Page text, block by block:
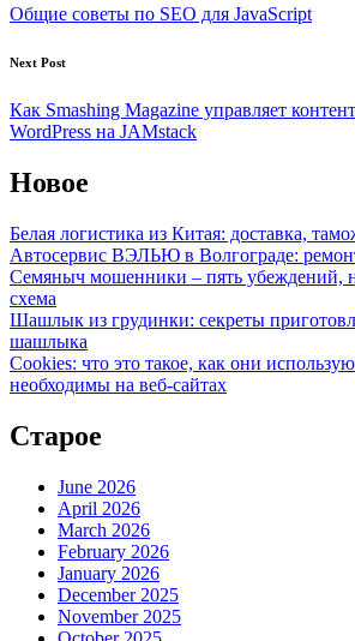
navigation
Общие советы по SEO для JavaScript
Next Post
Как Smashing Magazine управляет
WordPress на JAMstack
Новое
Белая логистика из Китая: доставка,
Автосервис ВЭЛЬЮ в Волгограде:
Семяныч мошенники – пять убеждений,
схема
Шашлык из грудинки: секреты
шашлыка
Cookies: что это такое, как они
необходимы на веб-сайтах
Старое
June 2026
April 2026
March 2026
February 2026
January 2026
December 2025
November 2025